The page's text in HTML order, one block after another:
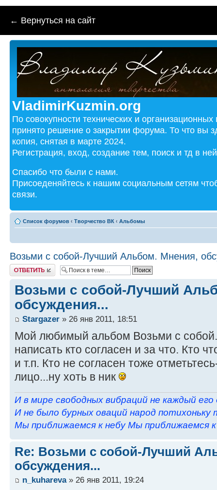
← Вернуться на сайт
VladimirKuzmin.org
По совокупности технических и
принято решение о закрытии форума. То что вы
копия, снятая в марте 2024.
Регистрация, вход, создание тем, поиск и тд в
Спасибо что были с нами.
Присоеденяйтесь к нашим социальным сетям
связи.
Список форумов ‹ Творчество ВК ‹ Альбомы
Возьми с собой-Лучший Альбом. Мнения,
Ответить
Возьми с собой-Лучший
обсуждения...
Stargazer » 26 янв 2011, 18:51
Мой любимый альбом Возьми с
написать кто согласен и за что. Кто
и т.п. Кто не согласен тоже
лицо...ну хоть в ник
И в мире свободных вибраций не каждый его
И не было бурных оваций народ потихоньку
Мы приближаемся к небу Мы приближаемся к
Re: Возьми с собой-Лучший
обсуждения...
n_kuhareva» 26 янв 2011, 19:24